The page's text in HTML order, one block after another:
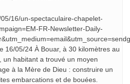
16/un-spectaculaire-chapelet-
FR-Newsletter-Daily-
16/05/24 À Bouar, à 30 kilomètres au
un habitant a trouvé un moyen
à la Mère de Dieu : construire un
embarcations et de bouées.